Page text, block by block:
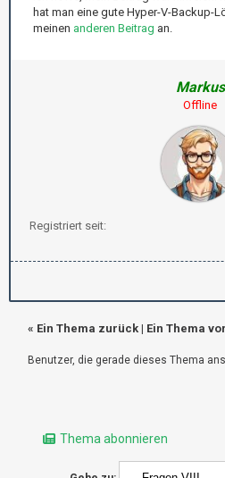
hat man eine gute Hyper-V-Backup-
meinen anderen Beitrag an.
Markus
Offline
Registriert seit:
« Ein Thema zurück | Ein Thema vor
Benutzer, die gerade dieses Thema
Thema abonnieren